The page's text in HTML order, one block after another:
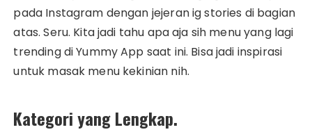
pada Instagram dengan jejeran ig stories di bagian
atas. Seru. Kita jadi tahu apa aja sih menu yang lagi
trending di Yummy App saat ini. Bisa jadi inspirasi
untuk masak menu kekinian nih.
Kategori yang Lengkap.